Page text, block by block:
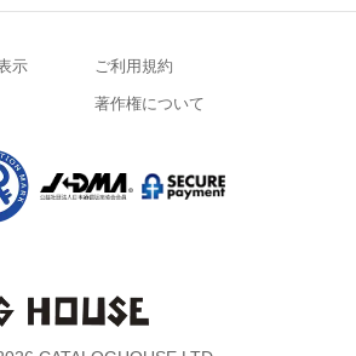
示 ご利用規約
著作権について